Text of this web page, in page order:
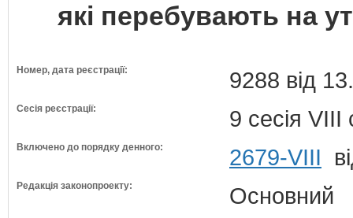
які перебувають на
Номер, дата реєстрації: 9288 від
Сесія реєстрації: 9 сесія VIII
Включено до порядку денного: 2679-VIII
Редакція законопроекту: Основний